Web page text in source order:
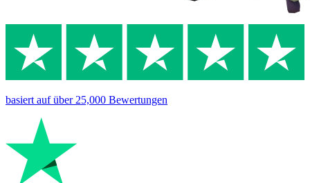
basiert aufüber 25,000 Bewertungen